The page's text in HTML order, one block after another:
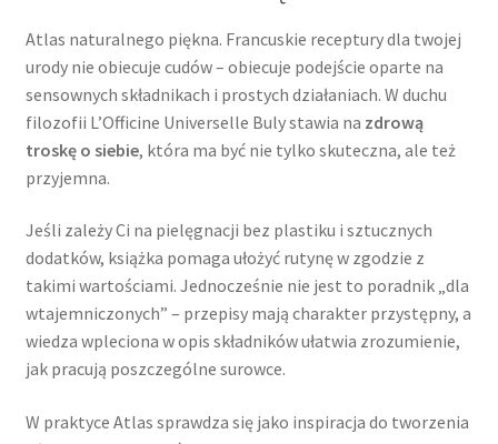
Atlas naturalnego piękna. Francuskie receptury dla twojej
urody nie obiecuje cudów – obiecuje podejście oparte na
sensownych składnikach i prostych działaniach. W duchu
filozofii L’Officine Universelle Buly stawia na zdrową
troskę o siebie, która ma być nie tylko skuteczna, ale też
przyjemna.
Jeśli zależy Ci na pielęgnacji bez plastiku i sztucznych
dodatków, książka pomaga ułożyć rutynę w zgodzie z
takimi wartościami. Jednocześnie nie jest to poradnik „dla
wtajemniczonych” – przepisy mają charakter przystępny, a
wiedza wpleciona w opis składników ułatwia zrozumienie,
jak pracują poszczególne surowce.
W praktyce Atlas sprawdza się jako inspiracja do tworzenia